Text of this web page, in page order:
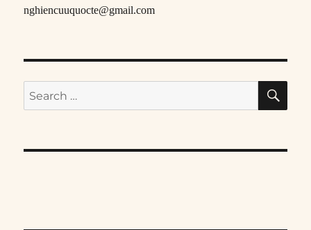
nghiencuuquocte@gmail.com
Search
for: